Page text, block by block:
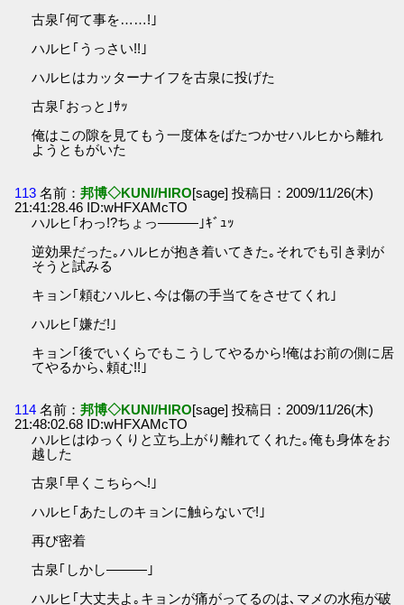
古泉｢何て事を……!｣
ハルヒ｢うっさい!!｣
ハルヒはカッターナイフを古泉に投げた
古泉｢おっと｣ｻｯ
俺はこの隙を見てもう一度体をばたつかせハルヒから離れ
ようともがいた
113 名前：邦博◇KUNI/HIRO[sage] 投稿日：2009/11/26(木)
21:41:28.46 ID:wHFXAMcTO
ハルヒ｢わっ!?ちょっ―――｣ｷﾞｭｯ
逆効果だった｡ハルヒが抱き着いてきた｡それでも引き剥が
そうと試みる
キョン｢頼むハルヒ､今は傷の手当てをさせてくれ｣
ハルヒ｢嫌だ!｣
キョン｢後でいくらでもこうしてやるから!俺はお前の側に居
てやるから､頼む!!｣
114 名前：邦博◇KUNI/HIRO[sage] 投稿日：2009/11/26(木)
21:48:02.68 ID:wHFXAMcTO
ハルヒはゆっくりと立ち上がり離れてくれた｡俺も身体をお
越した
古泉｢早くこちらへ!｣
ハルヒ｢あたしのキョンに触らないで!｣
再び密着
古泉｢しかし―――｣
ハルヒ｢大丈夫よ｡キョンが痛がってるのは､マメの水疱が破